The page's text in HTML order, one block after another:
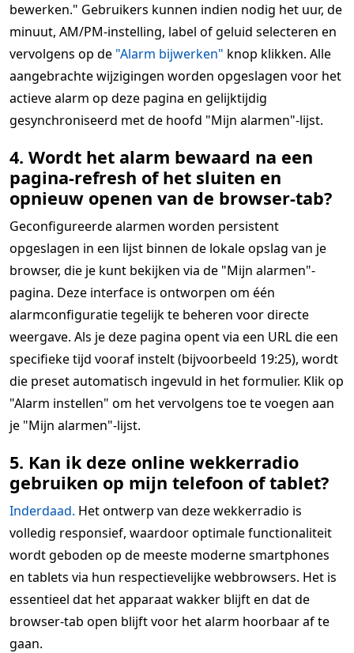
bewerken." Gebruikers kunnen indien nodig het uur, de
minuut, AM/PM-instelling, label of geluid selecteren en
vervolgens op de "Alarm bijwerken" knop klikken. Alle
aangebrachte wijzigingen worden opgeslagen voor het
actieve alarm op deze pagina en gelijktijdig
gesynchroniseerd met de hoofd "Mijn alarmen"-lijst.
4. Wordt het alarm bewaard na een
pagina-refresh of het sluiten en
opnieuw openen van de browser-tab?
Geconfigureerde alarmen worden persistent
opgeslagen in een lijst binnen de lokale opslag van je
browser, die je kunt bekijken via de "Mijn alarmen"-
pagina. Deze interface is ontworpen om één
alarmconfiguratie tegelijk te beheren voor directe
weergave. Als je deze pagina opent via een URL die een
specifieke tijd vooraf instelt (bijvoorbeeld 19:25), wordt
die preset automatisch ingevuld in het formulier. Klik op
"Alarm instellen" om het vervolgens toe te voegen aan
je "Mijn alarmen"-lijst.
5. Kan ik deze online wekkerradio
gebruiken op mijn telefoon of tablet?
Inderdaad. Het ontwerp van deze wekkerradio is
volledig responsief, waardoor optimale functionaliteit
wordt geboden op de meeste moderne smartphones
en tablets via hun respectievelijke webbrowsers. Het is
essentieel dat het apparaat wakker blijft en dat de
browser-tab open blijft voor het alarm hoorbaar af te
gaan.